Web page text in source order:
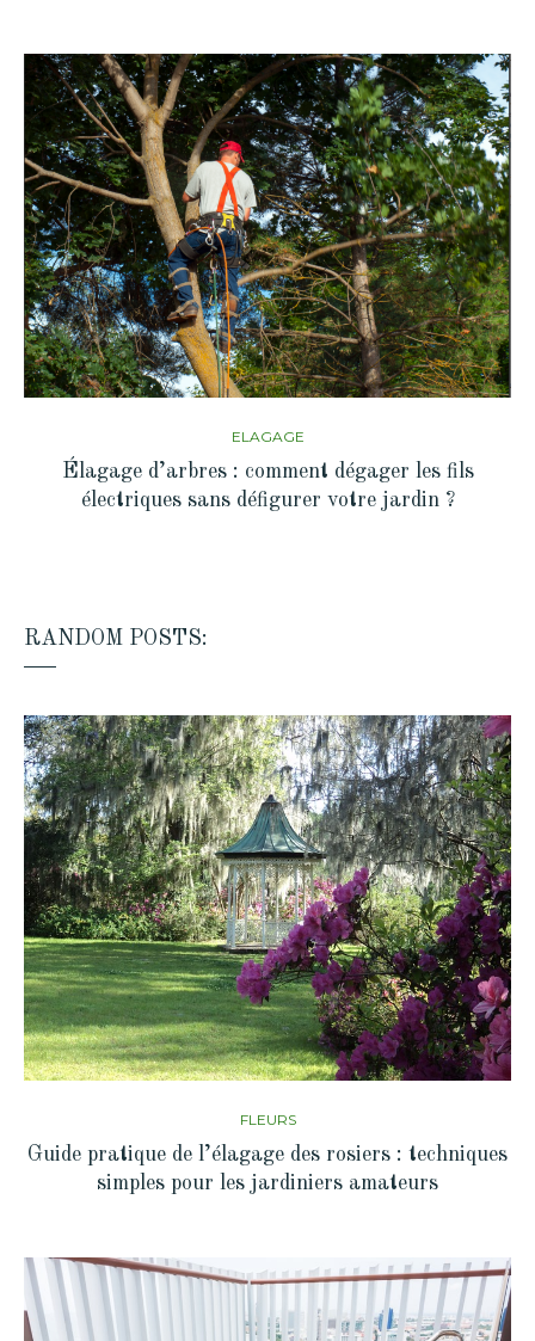
ELAGAGE
Élagage d’arbres : comment dégager les fils
électriques sans défigurer votre jardin ?
RANDOM POSTS:
FLEURS
Guide pratique de l’élagage des rosiers : techniques
simples pour les jardiniers amateurs